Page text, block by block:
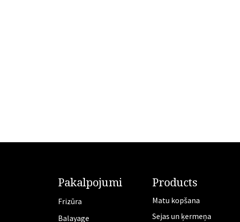
Pakalpojumi
Frizūra
​Balayage
Products
Matu kopšana
Sejas un ķermeņa